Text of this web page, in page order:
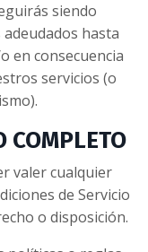
siendo
hasta
en consecuencia
servicios (o
COMPLETO
valer cualquier
de Servicio
o disposición.